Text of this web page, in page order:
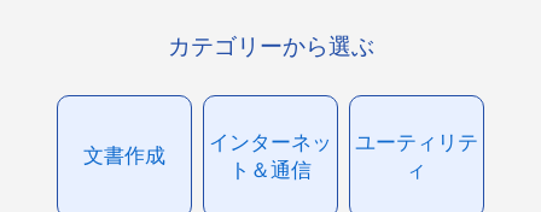
カテゴリーから選ぶ
文書作成
インターネッ
ト＆通信
ユーティリテ
ィ